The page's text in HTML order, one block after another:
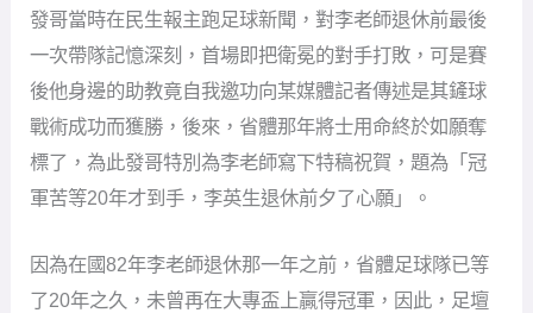
發哥當時在民生報主跑足球新聞，對李老師退休前最後
一次帶隊記憶深刻，首場即把衛冕的對手打敗，可是賽
後他身邊的助教竟自我邀功向某媒體記者傳述是其鏟球
戰術成功而獲勝，後來，省體那年將士用命終於如願奪
標了，為此發哥特別為李老師寫下特稿祝賀，題為「冠
軍苦等20年才到手，李英生退休前夕了心願」。
因為在國82年李老師退休那一年之前，省體足球隊已等
了20年之久，未曾再在大專盃上贏得冠軍，因此，足壇